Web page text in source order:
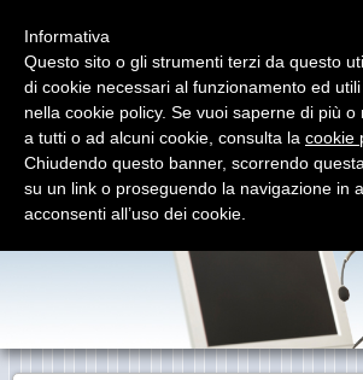
Noleggio Auto
L'AUTONOLEGGIO A
CASA TUA
Informativa
Questo sito o gli strumenti terzi da questo
di cookie necessari al funzionamento ed
nella cookie policy. Se vuoi saperne di più
a tutti o ad alcuni cookie, consulta la cookie
Chiudendo questo banner, scorrendo
su un link o proseguendo la navigazione in
acconsenti all’uso dei cookie.